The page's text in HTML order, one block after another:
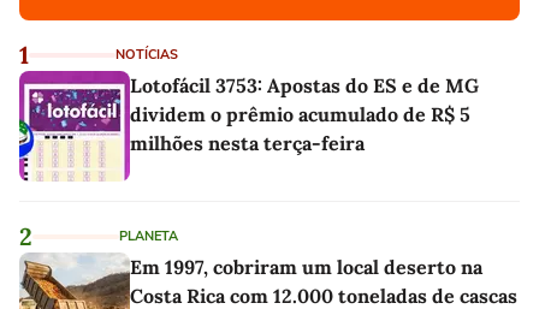
1 NOTÍCIAS
Lotofácil 3753: Apostas do ES e de MG
dividem o prêmio acumulado de R$ 5
milhões nesta terça-feira
2 PLANETA
Em 1997, cobriram um local deserto na
Costa Rica com 12.000 toneladas de cascas